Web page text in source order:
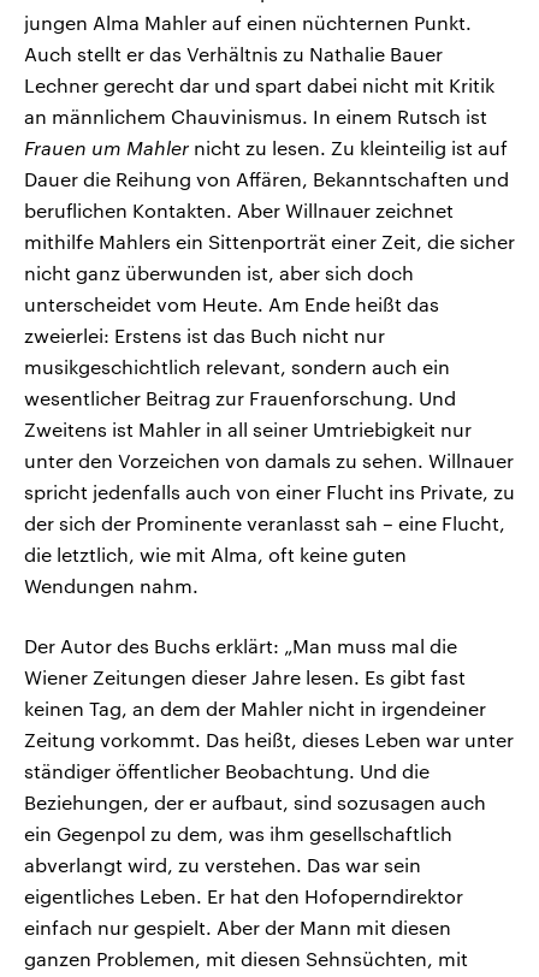
jungen Alma Mahler auf einen nüchternen Punkt.
Auch stellt er das Verhältnis zu Nathalie Bauer
Lechner gerecht dar und spart dabei nicht mit Kritik
an männlichem Chauvinismus. In einem Rutsch ist
Frauen um Mahler nicht zu lesen. Zu kleinteilig ist auf
Dauer die Reihung von Affären, Bekanntschaften und
beruflichen Kontakten. Aber Willnauer zeichnet
mithilfe Mahlers ein Sittenporträt einer Zeit, die sicher
nicht ganz überwunden ist, aber sich doch
unterscheidet vom Heute. Am Ende heißt das
zweierlei: Erstens ist das Buch nicht nur
musikgeschichtlich relevant, sondern auch ein
wesentlicher Beitrag zur Frauenforschung. Und
Zweitens ist Mahler in all seiner Umtriebigkeit nur
unter den Vorzeichen von damals zu sehen. Willnauer
spricht jedenfalls auch von einer Flucht ins Private, zu
der sich der Prominente veranlasst sah – eine Flucht,
die letztlich, wie mit Alma, oft keine guten
Wendungen nahm.
Der Autor des Buchs erklärt: „Man muss mal die
Wiener Zeitungen dieser Jahre lesen. Es gibt fast
keinen Tag, an dem der Mahler nicht in irgendeiner
Zeitung vorkommt. Das heißt, dieses Leben war unter
ständiger öffentlicher Beobachtung. Und die
Beziehungen, der er aufbaut, sind sozusagen auch
ein Gegenpol zu dem, was ihm gesellschaftlich
abverlangt wird, zu verstehen. Das war sein
eigentliches Leben. Er hat den Hofoperndirektor
einfach nur gespielt. Aber der Mann mit diesen
ganzen Problemen, mit diesen Sehnsüchten, mit